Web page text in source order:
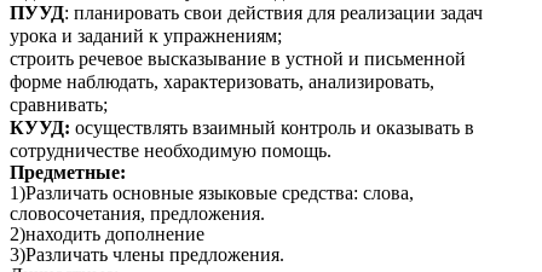
ПУУД: планировать свои действия для реализации задач
урока и заданий к упражнениям;
строить речевое высказывание в устной и письменной
форме наблюдать, характеризовать, анализировать,
сравнивать;
КУУД: осуществлять взаимный контроль и оказывать в
сотрудничестве необходимую помощь.
Предметные:
1)Различать основные языковые средства: слова,
словосочетания, предложения.
2)находить дополнение
3)Различать члены предложения.